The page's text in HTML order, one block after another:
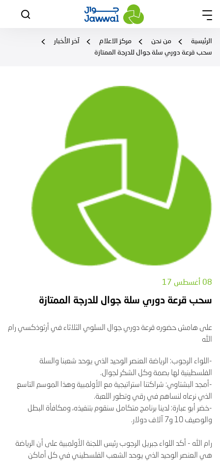
الرئيسية من نحن مركز الاعلام
آخر الأخبار
سحب قرعة دوري سلة جوال للدرجة الممتازة
08 أغسطس 17
سحب قرعة دوري سلة جوال للدرجة الممتازة
على هامش حضوره قرعة دوري جوال السلوي الثلاثاء في أرثوذكسي رام
الله
-اللواء الرجوب: الرياضة العنصر الوحيد الذي يوحد شعبنا والسلة
الفلسطينية لها بصمة وكل الشكر لجوال.
-أمجد البشتاوي: شراكتنا استراتيجية مع الأولمبية وهذا الموسم التاسع
الذي نرعاه لنساهم في رقي وتطور اللعبة.
-خضر أبو عبارة: لدينا برنامج متكامل سنقوم بتنفيذه، ومكافأة البطل
والوصيف 10 و7 آلاف دولار.
رام الله - أكد اللواء جبريل الرجوب رئيس اللجنة الأولمبية على أن الرياضة
هي العنصر الوحيد الذي يوحد الشعب الفلسطيني في كل أماكن